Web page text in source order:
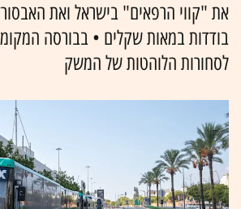
את "קווי הרפאים" בישראל ואת
בודדות במאות שקלים • בבורסה
לסחורות הלוהטות של המשק